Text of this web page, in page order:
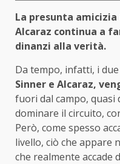
La presunta amicizia
Alcaraz continua a
dinanzi alla verità.
Da tempo, infatti, i
Sinner e Alcaraz,
fuori dal campo, quasi
dominare il circuito,
Però, come spesso
livello, ciò che appare
che realmente accade